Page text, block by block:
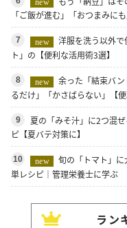
new
「ご飯が進む」「おつまみにも
7 new
洋服を洗う以外
ト」の【便利な活用術3選】
8 new
余った「結束バ
るだけ」「かさばらない」【便
9
夏の「みそ汁」に2つ混
ピ【夏バテ対策に】
10 new
旬の「トマト」
単レシピ｜管理栄養士に学ぶ
ラン